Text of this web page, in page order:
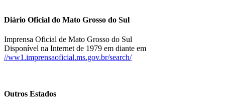
Diário Oficial do Mato Grosso do Sul
Imprensa Oficial de Mato Grosso do Sul
Disponível na Internet de 1979 em diante em
//ww1.imprensaoficial.ms.gov.br/search/
Outros Estados